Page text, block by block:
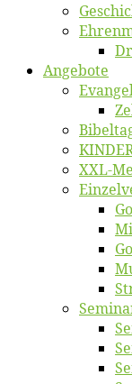
An­ge­bo­te
XXL-